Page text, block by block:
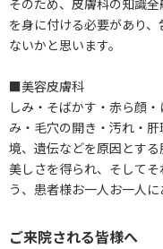
そのため、皮膚科の知識
を身に付ける必要があり
ないかと思います。
■美容皮膚科
しみ・そばかす・赤ら顔
み・毛穴の開き・汚れ・
境、遺伝などを原因とす
美しさを得られ、そして
う、患者様お一人お一人
ご来院される皆様へ